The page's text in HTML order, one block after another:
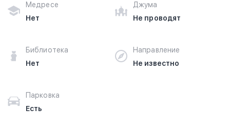
Медресе
Нет
Джума
Не проводят
Библиотека
Нет
Направление
Не известно
Парковка
Есть